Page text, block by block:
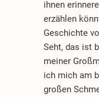
ihnen
erzählen
Geschichte
Seht, das ist
meiner
ich mich am
großen